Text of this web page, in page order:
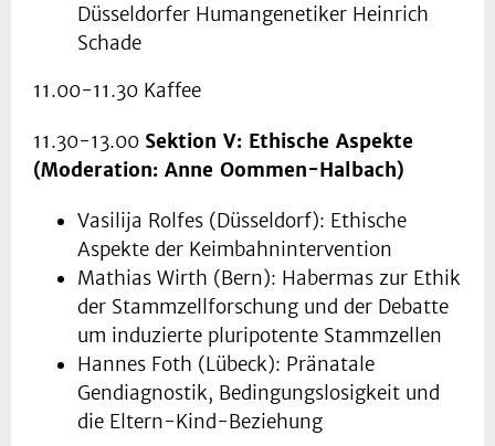
Düsseldorfer Humangenetiker Heinrich
Schade
11.00-11.30 Kaffee
11.30-13.00 Sektion V: Ethische Aspekte
(Moderation: Anne Oommen-Halbach)
Vasilija Rolfes (Düsseldorf): Ethische
Aspekte der Keimbahnintervention
Mathias Wirth (Bern): Habermas zur Ethik
der Stammzellforschung und der Debatte
um induzierte pluripotente Stammzellen
Hannes Foth (Lübeck): Pränatale
Gendiagnostik, Bedingungslosigkeit und
die Eltern-Kind-Beziehung